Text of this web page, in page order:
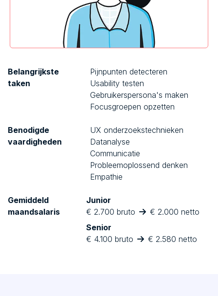
Belangrijkste
taken
Pijnpunten detecteren
Usability testen
Gebruikerspersona's maken
Focusgroepen opzetten
Benodigde
vaardigheden
UX onderzoekstechnieken
Datanalyse
Communicatie
Probleemoplossend denken
Empathie
Gemiddeld
maandsalaris
Junior
€ 2.700 bruto
€ 2.000 netto
Senior
€ 4.100 bruto
€ 2.580 netto